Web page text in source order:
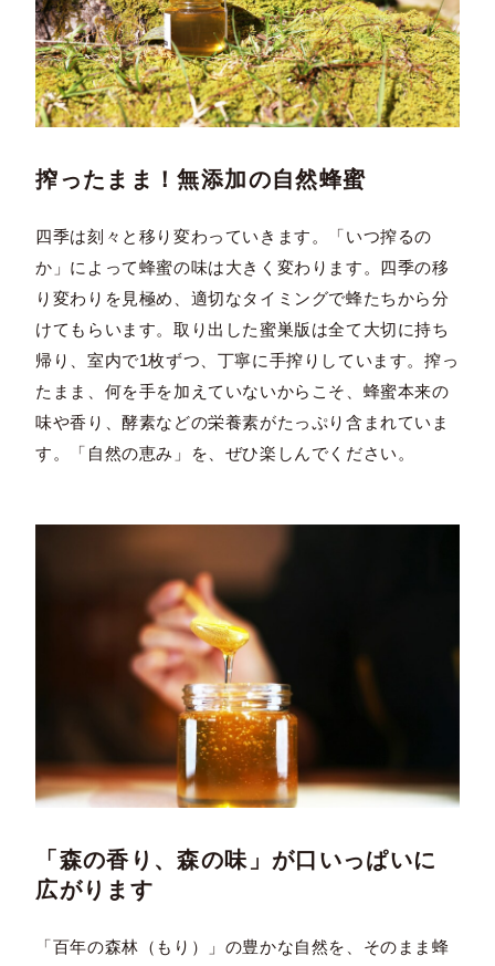
搾ったまま！無添加の自然蜂蜜
四季は刻々と移り変わっていきます。「いつ搾るの
か」によって蜂蜜の味は大きく変わります。四季の移
り変わりを見極め、適切なタイミングで蜂たちから分
けてもらいます。取り出した蜜巣版は全て大切に持ち
帰り、室内で1枚ずつ、丁寧に手搾りしています。搾っ
たまま、何を手を加えていないからこそ、蜂蜜本来の
味や香り、酵素などの栄養素がたっぷり含まれていま
す。「自然の恵み」を、ぜひ楽しんでください。
「森の香り、森の味」が口いっぱいに
広がります
「百年の森林（もり）」の豊かな自然を、そのまま蜂